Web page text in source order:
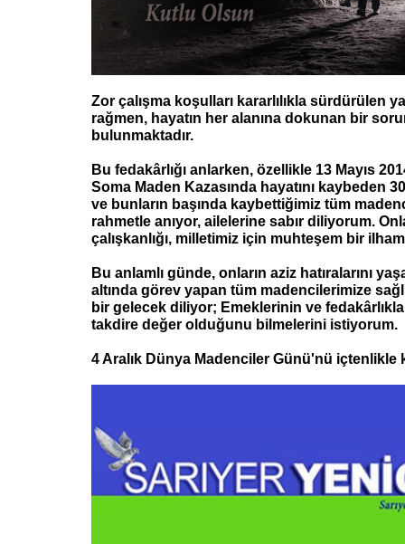
Zor çalışma koşulları kararlılıkla sürdürülen
rağmen, hayatın her alanına dokunan bir
bulunmaktadır.
Bu fedakârlığı anlarken, özellikle 13 Mayıs
Soma Maden Kazasında hayatını kaybeden
ve bunların başında kaybettiğimiz tüm
rahmetle anıyor, ailelerine sabır diliyorum.
çalışkanlığı, milletimiz için muhteşem bir ilham
Bu anlamlı günde, onların aziz hatıralarını
altında görev yapan tüm madencilerimize
bir gelecek diliyor; Emeklerinin ve
takdire değer olduğunu bilmelerini istiyorum.
4 Aralık Dünya Madenciler Günü'nü içtenlikle